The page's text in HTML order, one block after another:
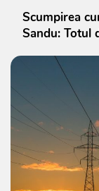
Scumpirea
Sandu: Totul